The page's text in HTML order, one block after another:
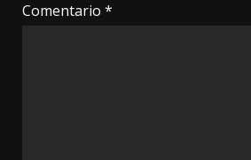
Comentario *